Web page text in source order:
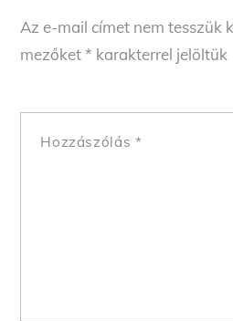
Az e-mail címet nem tesszük
mezőket* karakterrel jelöltük
Hozzászólás *